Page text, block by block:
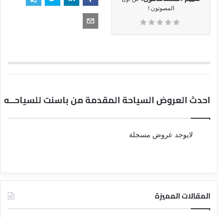
المصوتون !
احدث العروض السياحة المقدمة من باسنت للسياحــه
لايوجد عروض مسجلة
المقالات المميزة